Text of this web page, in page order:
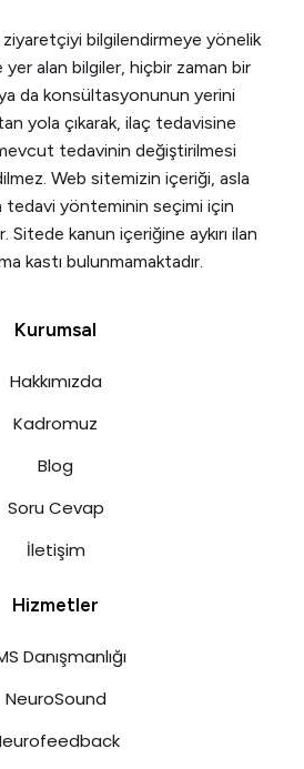
bilgilendirmeye yönelik
yer alan bilgiler, hiçbir zaman bir
da konsültasyonunun yerini
yola çıkarak, ilaç tedavisine
tedavinin değiştirilmesi
Web sitemizin içeriği, asla
tedavi yönteminin seçimi için
Sitede kanun içeriğine aykırı ilan
kastı bulunmamaktadır.
Kurumsal
Hakkımızda
Kadromuz
Blog
Soru Cevap
İletişim
Hizmetler
Danışmanlığı
NeuroSound